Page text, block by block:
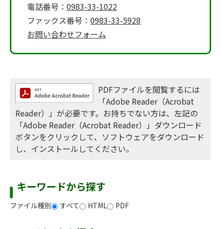
電話番号： 0983-33-1022
ファックス番号： 0983-33-5928
お問い合わせフォーム
PDFファイルを閲覧するには
「Adobe Reader（Acrobat
Reader）」が必要です。お持ちでない方は、左記の
「Adobe Reader（Acrobat Reader）」ダウンロード
ボタンをクリックして、ソフトウェアをダウンロード
し、インストールしてください。
キーワードから探す
ファイル種別 すべて HTML PDF